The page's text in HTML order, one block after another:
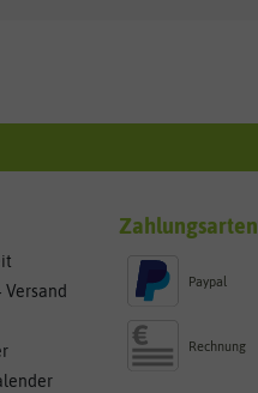
Zahlungsarten
Paypal
Rechnung